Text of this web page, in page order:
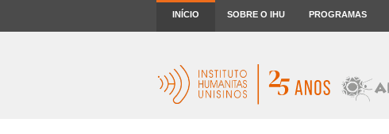
INÍCIO SOBRE O IHU PROGRAMAS